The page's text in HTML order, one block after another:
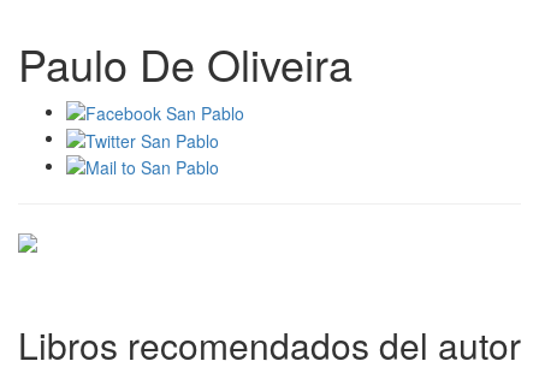
Paulo De Oliveira
Libros recomendados del autor